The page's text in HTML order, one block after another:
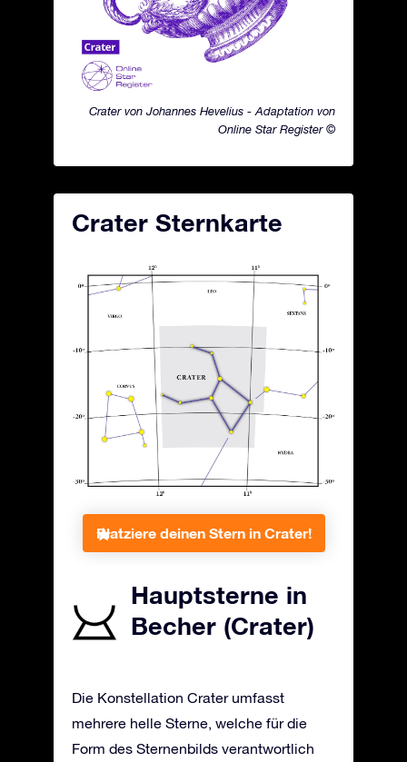
Crater von Johannes Hevelius - Adaptation von
Online Star Register ©
Crater Sternkarte
Platziere deinen Stern in Crater!
Hauptsterne in
Becher (Crater)
Die Konstellation Crater umfasst
mehrere helle Sterne, welche für die
Form des Sternenbilds verantwortlich